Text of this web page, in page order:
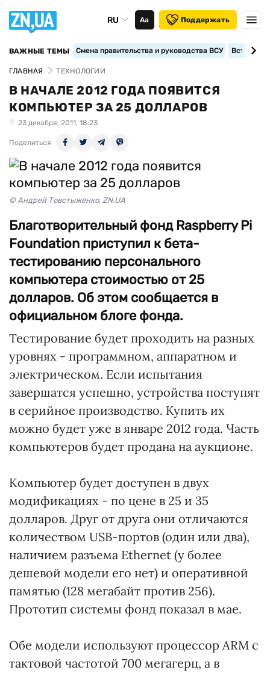
RU Аа Поддержать
ВАЖНЫЕ ТЕМЫ Смена правительства и руководства ВСУ
ГЛАВНАЯ ТЕХНОЛОГИИ
В НАЧАЛЕ 2012 ГОДА ПОЯВИТСЯ
КОМПЬЮТЕР ЗА 25 ДОЛЛАРОВ
23 декабря, 2011, 18:23
Поделиться
© Андрей Товстыженко, ZN.UA
Благотворительный фонд Raspberry Pi
Foundation приступил к бета-
тестированию персонального
компьютера стоимостью от 25
долларов. Об этом сообщается в
официальном блоге фонда.
Тестирование будет проходить на разных
уровнях - программном, аппаратном и
электрическом. Если испытания
завершатся успешно, устройства поступят
в серийное производство. Купить их
можно будет уже в январе 2012 года. Часть
компьютеров будет продана на аукционе.
Компьютер будет доступен в двух
модификациях - по цене в 25 и 35
долларов. Друг от друга они отличаются
количеством USB-портов (один или два),
наличием разъема Ethernet (у более
дешевой модели его нет) и оперативной
памятью (128 мегабайт против 256).
Прототип системы фонд показал в мае.
Обе модели используют процессор ARM с
тактовой частотой 700 мегагерц, а в